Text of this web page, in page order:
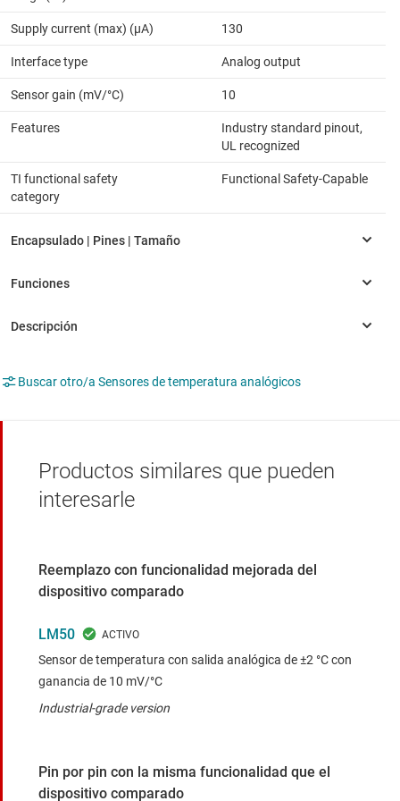
Supply current (max) (µA) 130
Interface type Analog output
Sensor gain (mV/°C) 10
Features
Industry standard pinout,
UL recognized
TI functional safety
category
Functional Safety-Capable
Buscar otro/a Sensores de temperatura analógicos
Productos similares que pueden
interesarle
Reemplazo con funcionalidad mejorada del
dispositivo comparado
LM50
Sensor de temperatura con salida analógica de ±2 °C con
ganancia de 10 mV/°C
Industrial-grade version
Pin por pin con la misma funcionalidad que el
dispositivo comparado